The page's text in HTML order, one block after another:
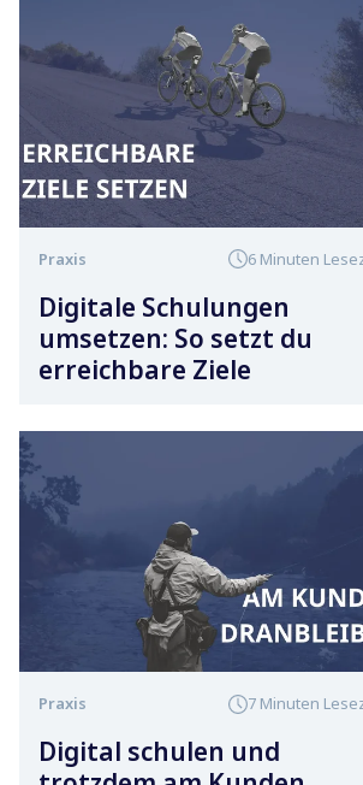
Praxis 6 Minuten
Digitale Schulungen
umsetzen: So setzt du
erreichbare Ziele
Praxis 7 Minuten
Digital schulen und